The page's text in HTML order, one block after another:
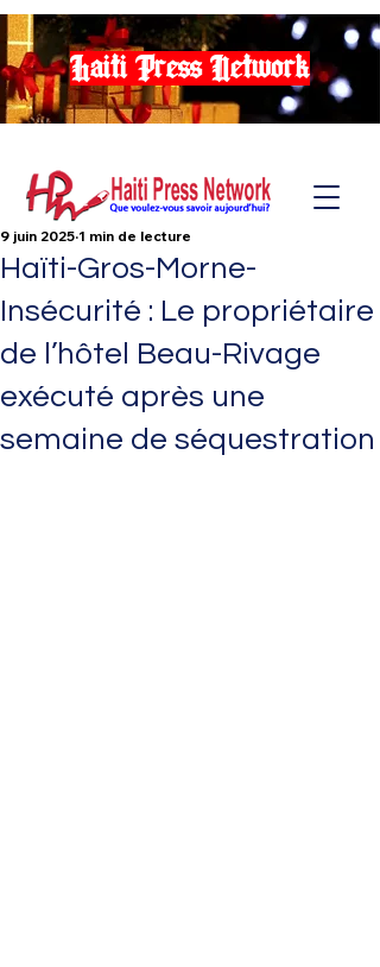
Haiti Press Network
Haïti-Gros-Morne-
Insécurité : Le propriétaire
de l’hôtel Beau-Rivage
exécuté après une
semaine de séquestration
9 juin 2025 1 min de lecture